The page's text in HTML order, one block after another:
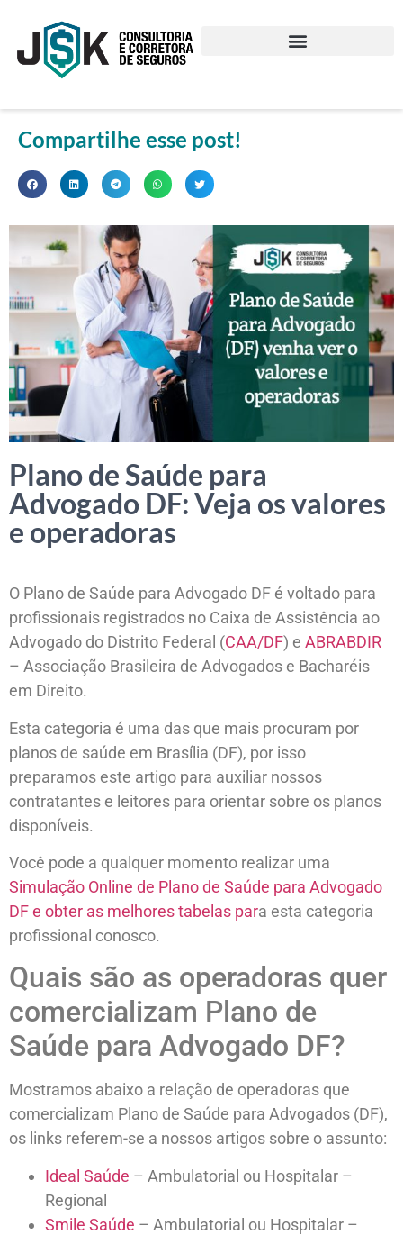
Compartilhe esse post!
Plano de Saúde para
Advogado DF: Veja os valores
e operadoras
O Plano de Saúde para Advogado DF é voltado para
profissionais registrados no Caixa de Assistência ao
Advogado do Distrito Federal (CAA/DF) e ABRABDIR
– Associação Brasileira de Advogados e Bacharéis
em Direito.
Esta categoria é uma das que mais procuram por
planos de saúde em Brasília (DF), por isso
preparamos este artigo para auxiliar nossos
contratantes e leitores para orientar sobre os planos
disponíveis.
Você pode a qualquer momento realizar uma
Simulação Online de Plano de Saúde para Advogado
DF e obter as melhores tabelas para esta categoria
profissional conosco.
Quais são as operadoras quer
comercializam Plano de
Saúde para Advogado DF?
Mostramos abaixo a relação de operadoras que
comercializam Plano de Saúde para Advogados (DF),
os links referem-se a nossos artigos sobre o assunto:
Ideal Saúde – Ambulatorial ou Hospitalar –
Regional
Smile Saúde – Ambulatorial ou Hospitalar –